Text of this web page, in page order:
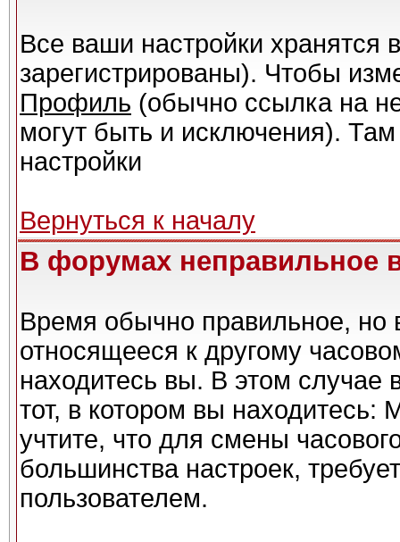
Все ваши настройки хранятся
зарегистрированы). Чтобы
Профиль (обычно ссылка на
могут быть и исключения).
настройки
Вернуться к началу
В форумах неправильное
Время обычно правильное, но
относящееся к другому
находитесь вы. В этом случае
тот, в котором вы находитесь:
учтите, что для смены
большинства настроек,
пользователем.